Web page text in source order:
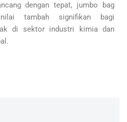
dengan tepat, jumbo bag
tambah signifikan bagi
di sektor industri kimia dan